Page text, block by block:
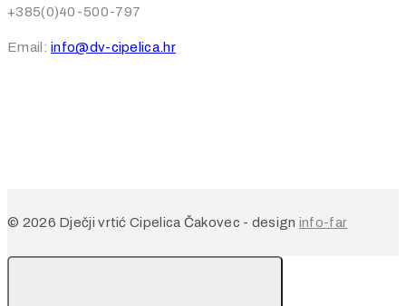
+385(0)40-500-797
Email:info@dv-cipelica.hr
© 2026 Dječji vrtić Cipelica Čakovec - design info-far